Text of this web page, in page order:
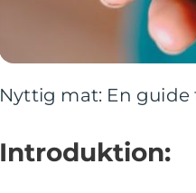
Nyttig mat: En
Introduktion: